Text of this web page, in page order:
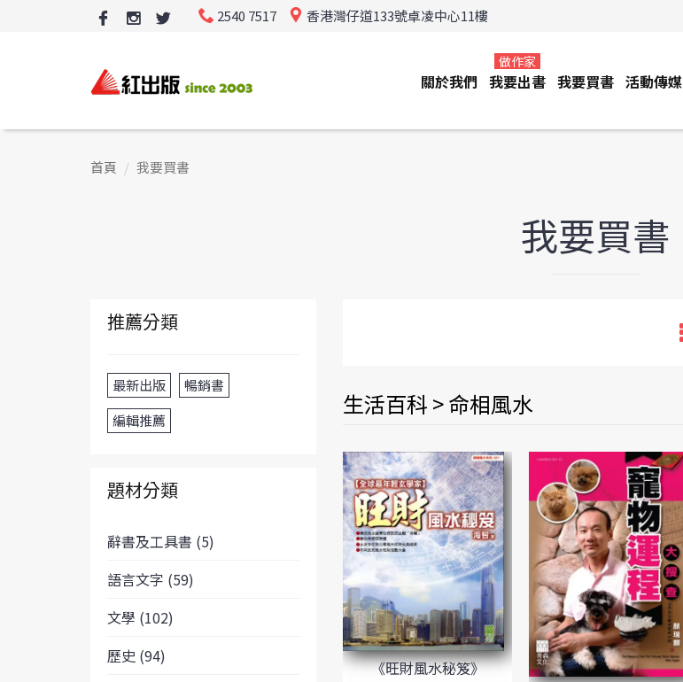
2540 7517 香港灣仔道133號卓凌中心11樓
關於我們 我要出書
做作家
我要買書 活動傳媒
首頁 我要買書
我要買書
推薦分類
最新出版
暢銷書
編輯推薦
題材分類
辭書及工具書 (5)
語言文字 (59)
文學 (102)
歷史 (94)
生活百科 > 命相風水
《旺財風水秘笈》